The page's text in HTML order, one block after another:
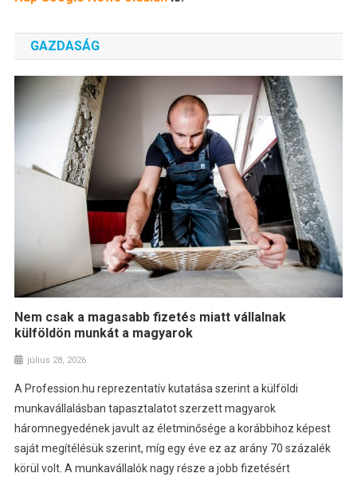
GAZDASÁG
Nem csak a magasabb fizetés miatt vállalnak
külföldön munkát a magyarok
július 28, 2026
A Profession.hu reprezentatív kutatása szerint a külföldi
munkavállalásban tapasztalatot szerzett magyarok
háromnegyedének javult az életminősége a korábbihoz képest
saját megítélésük szerint, míg egy éve ez az arány 70 százalék
körül volt. A munkavállalók nagy része a jobb fizetésért